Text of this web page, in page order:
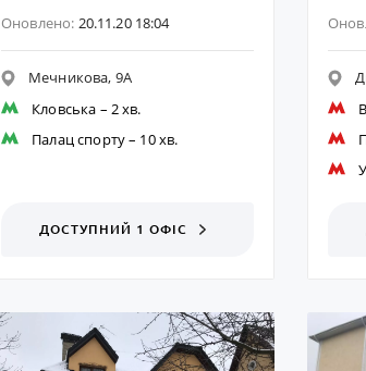
Оновлено: 20.11.20 18:04
Мечникова, 9А
Кловська – 2 хв.
Палац спорту– 10 хв.
ДОСТУПНИЙ 1 ОФІС